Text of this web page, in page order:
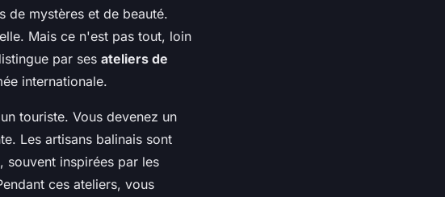
de mystères et de beauté.
Mais ce n'est pas tout, loin
par ses ateliers de
internationale.
touriste. Vous devenez un
Les artisans balinais sont
inspirées par les
ces ateliers, vous